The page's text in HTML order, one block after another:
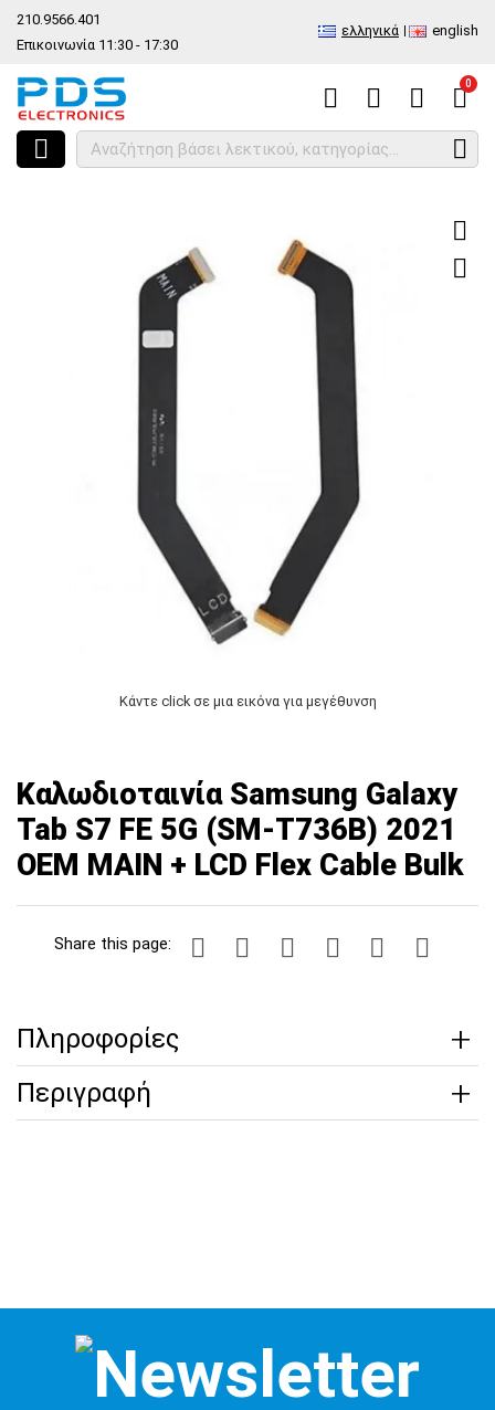
210.9566.401
Επικοινωνία 11:30 - 17:30
ελληνικά english
0
HOME Καλωδιοταινία Samsung Galaxy Tab S7 FE 5G (SM-T736B)
Κάντε click σε μια εικόνα για μεγέθυνση
Καλωδιοταινία Samsung Galaxy
Tab S7 FE 5G (SM-T736B) 2021
OEM MAIN + LCD Flex Cable Bulk
Share this page:
Πληροφορίες
Περιγραφή